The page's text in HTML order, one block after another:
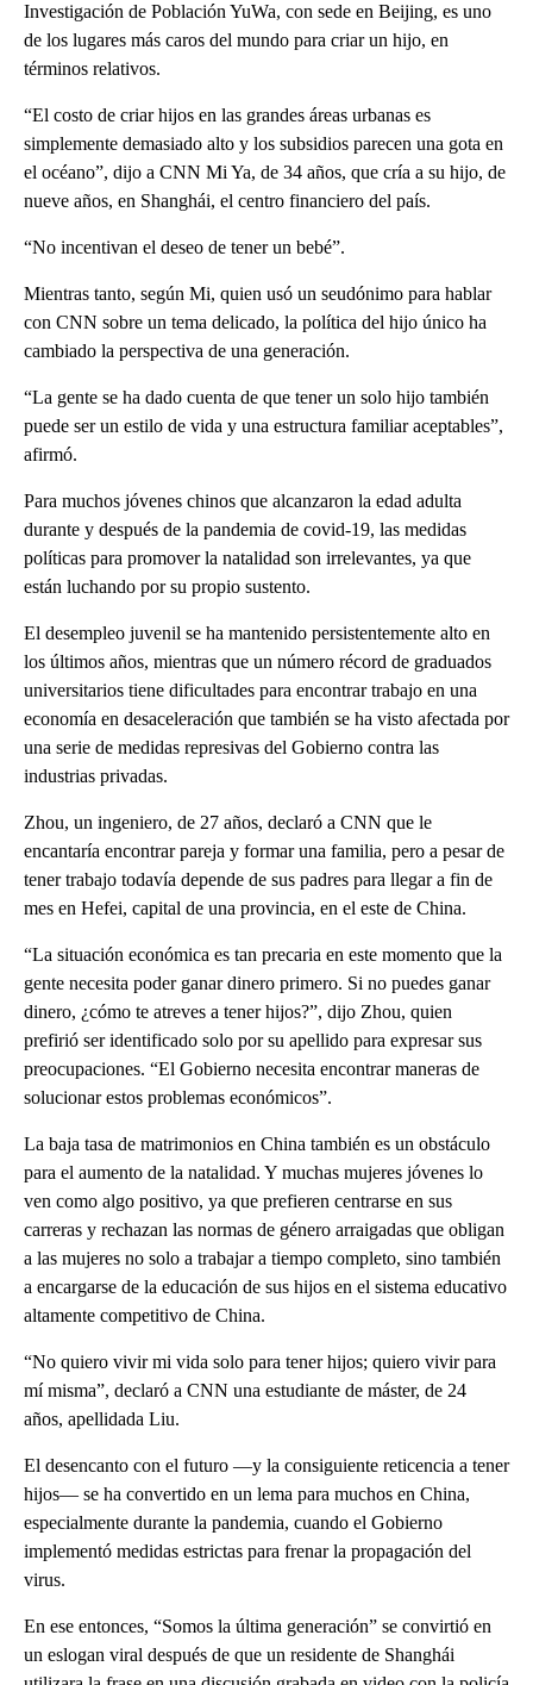
Investigación de Población YuWa, con sede en Beijing, es uno
de los lugares más caros del mundo para criar un hijo, en
términos relativos.
“El costo de criar hijos en las grandes áreas urbanas es
simplemente demasiado alto y los subsidios parecen una gota en
el océano”, dijo a CNN Mi Ya, de 34 años, que cría a su hijo, de
nueve años, en Shanghái, el centro financiero del país.
“No incentivan el deseo de tener un bebé”.
Mientras tanto, según Mi, quien usó un seudónimo para hablar
con CNN sobre un tema delicado, la política del hijo único ha
cambiado la perspectiva de una generación.
“La gente se ha dado cuenta de que tener un solo hijo también
puede ser un estilo de vida y una estructura familiar aceptables”,
afirmó.
Para muchos jóvenes chinos que alcanzaron la edad adulta
durante y después de la pandemia de covid-19, las medidas
políticas para promover la natalidad son irrelevantes, ya que
están luchando por su propio sustento.
El desempleo juvenil se ha mantenido persistentemente alto en
los últimos años, mientras que un número récord de graduados
universitarios tiene dificultades para encontrar trabajo en una
economía en desaceleración que también se ha visto afectada por
una serie de medidas represivas del Gobierno contra las
industrias privadas.
Zhou, un ingeniero, de 27 años, declaró a CNN que le
encantaría encontrar pareja y formar una familia, pero a pesar de
tener trabajo todavía depende de sus padres para llegar a fin de
mes en Hefei, capital de una provincia, en el este de China.
“La situación económica es tan precaria en este momento que la
gente necesita poder ganar dinero primero. Si no puedes ganar
dinero, ¿cómo te atreves a tener hijos?”, dijo Zhou, quien
prefirió ser identificado solo por su apellido para expresar sus
preocupaciones. “El Gobierno necesita encontrar maneras de
solucionar estos problemas económicos”.
La baja tasa de matrimonios en China también es un obstáculo
para el aumento de la natalidad. Y muchas mujeres jóvenes lo
ven como algo positivo, ya que prefieren centrarse en sus
carreras y rechazan las normas de género arraigadas que obligan
a las mujeres no solo a trabajar a tiempo completo, sino también
a encargarse de la educación de sus hijos en el sistema educativo
altamente competitivo de China.
“No quiero vivir mi vida solo para tener hijos; quiero vivir para
mí misma”, declaró a CNN una estudiante de máster, de 24
años, apellidada Liu.
El desencanto con el futuro —y la consiguiente reticencia a tener
hijos— se ha convertido en un lema para muchos en China,
especialmente durante la pandemia, cuando el Gobierno
implementó medidas estrictas para frenar la propagación del
virus.
En ese entonces, “Somos la última generación” se convirtió en
un eslogan viral después de que un residente de Shanghái